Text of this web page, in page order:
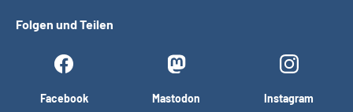
Folgen und Teilen
Facebook Mastodon Instagram